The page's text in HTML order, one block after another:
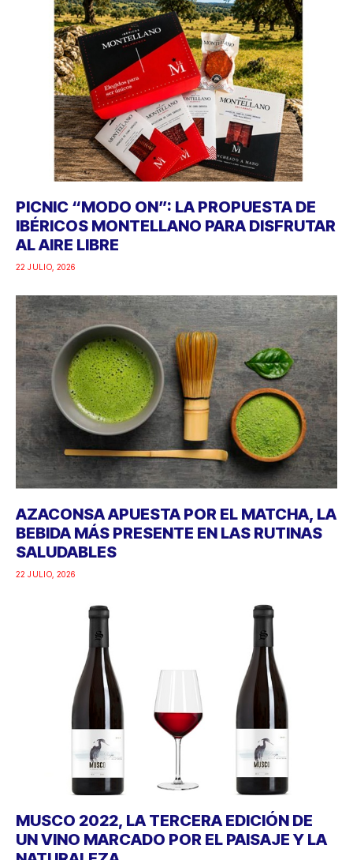
PICNIC “MODO ON”: LA PROPUESTA DE
IBÉRICOS MONTELLANO PARA DISFRUTAR
AL AIRE LIBRE
22 JULIO, 2026
AZACONSA APUESTA POR EL MATCHA, LA
BEBIDA MÁS PRESENTE EN LAS RUTINAS
SALUDABLES
22 JULIO, 2026
MUSCO 2022, LA TERCERA EDICIÓN DE
UN VINO MARCADO POR EL PAISAJE Y LA